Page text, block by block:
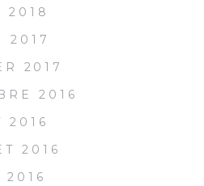
2018
2017
2017
2016
2016
2016
2016